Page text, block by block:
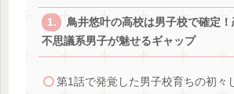
鳥井悠叶の高校は男子校で確定
不思議系男子が魅せるギャップ
第1話で発覚した男子校育ちの初々